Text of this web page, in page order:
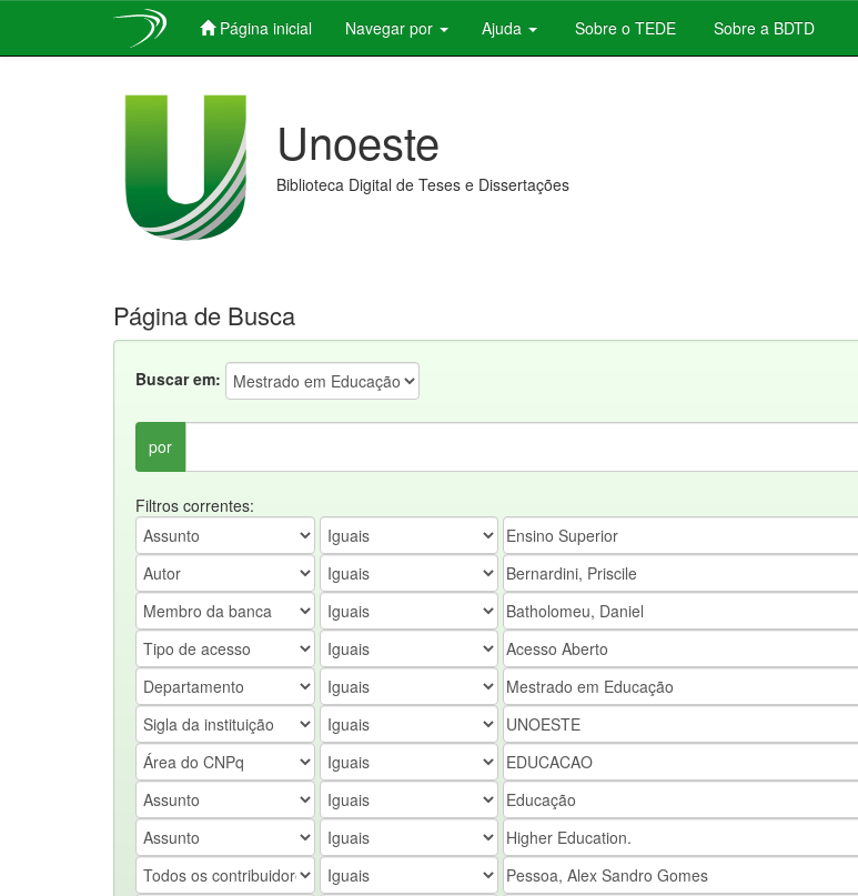
Página inicial Navegar por Ajuda Sobre o TEDE Sobre a BDTD
Unoeste
Biblioteca Digital de Teses e Dissertações
Página de Busca
Buscar em:
por
Filtros correntes: